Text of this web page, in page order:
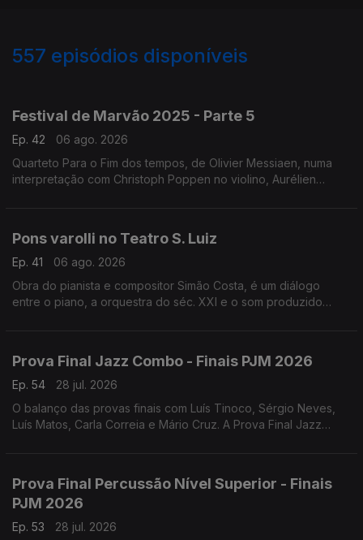
557 episódios disponíveis
Festival de Marvão 2025 - Parte 5
Ep. 42
06 ago. 2026
Quarteto Para o Fim dos tempos, de Olivier Messiaen, numa
interpretação com Christoph Poppen no violino, Aurélien
Pons varolli no Teatro S. Luiz
Ep. 41
06 ago. 2026
Obra do pianista e compositor Simão Costa, é um diálogo
entre o piano, a orquestra do séc. XXI e o som produzido
Prova Final Jazz Combo - Finais PJM 2026
Ep. 54
28 jul. 2026
O balanço das provas finais com Luís Tinoco, Sérgio Neves,
Luís Matos, Carla Correia e Mário Cruz. A Prova Final Jazz
Prova Final Percussão Nível Superior - Finais
PJM 2026
Ep. 53
28 jul. 2026